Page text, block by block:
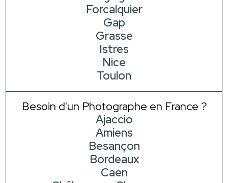
Forcalquier
Gap
Grasse
Istres
Nice
Toulon
Besoin d'un Photographe en France ?
Ajaccio
Amiens
Besançon
Bordeaux
Caen